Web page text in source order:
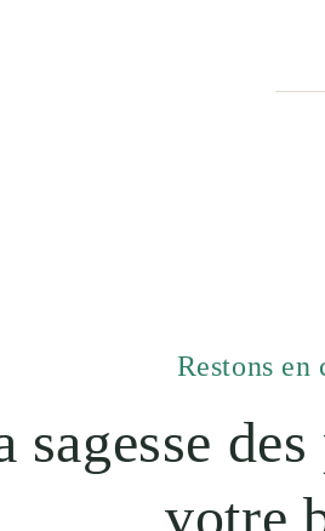
Restons en
sagesse
votre